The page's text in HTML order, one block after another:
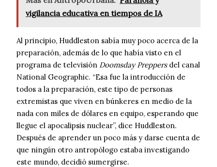
vigilancia educativa en tiempos de IA
Al principio, Huddleston sabía muy poco acerca de la
preparación, además de lo que había visto en el
programa de televisión Doomsday Preppersdel canal
National Geographic. “Esa fue la introducción de
todos a la preparación, este tipo de personas
extremistas que viven en búnkeres en medio de la
nada con miles de dólares en equipo, esperando que
llegue el apocalipsis nuclear”, dice Huddleston.
Después de aprender un poco más y darse cuenta de
que ningún otro antropólogo estaba investigando
este mundo, decidió sumergirse.